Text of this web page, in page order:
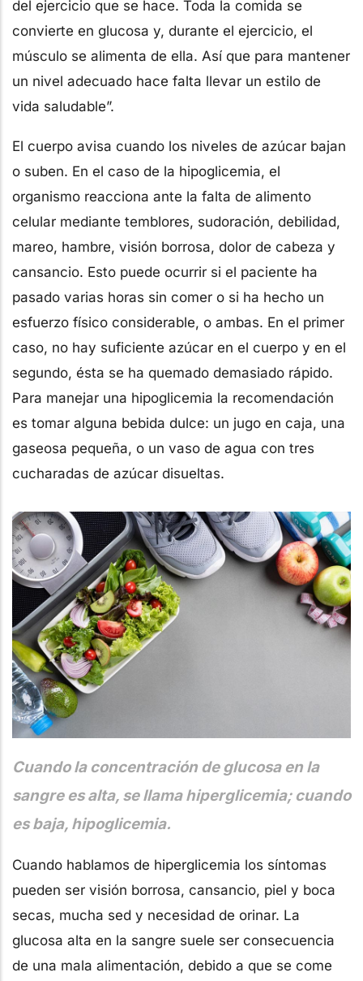
del ejercicio que se hace. Toda la comida se
convierte en glucosa y, durante el ejercicio, el
músculo se alimenta de ella. Así que para mantener
un nivel adecuado hace falta llevar un estilo de
vida saludable”.
El cuerpo avisa cuando los niveles de azúcar bajan
o suben. En el caso de la hipoglicemia, el
organismo reacciona ante la falta de alimento
celular mediante temblores, sudoración, debilidad,
mareo, hambre, visión borrosa, dolor de cabeza y
cansancio. Esto puede ocurrir si el paciente ha
pasado varias horas sin comer o si ha hecho un
esfuerzo físico considerable, o ambas. En el primer
caso, no hay suficiente azúcar en el cuerpo y en el
segundo, ésta se ha quemado demasiado rápido.
Para manejar una hipoglicemia la recomendación
es tomar alguna bebida dulce: un jugo en caja, una
gaseosa pequeña, o un vaso de agua con tres
cucharadas de azúcar disueltas.
Cuando la concentración de glucosa en la
sangre es alta, se llama hiperglicemia; cuando
es baja, hipoglicemia.
Cuando hablamos de hiperglicemia los síntomas
pueden ser visión borrosa, cansancio, piel y boca
secas, mucha sed y necesidad de orinar. La
glucosa alta en la sangre suele ser consecuencia
de una mala alimentación, debido a que se come